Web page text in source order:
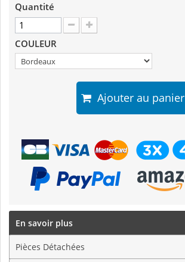
Quantité
COULEUR
Ajouter au panier
En savoir plus
Pièces Détachées